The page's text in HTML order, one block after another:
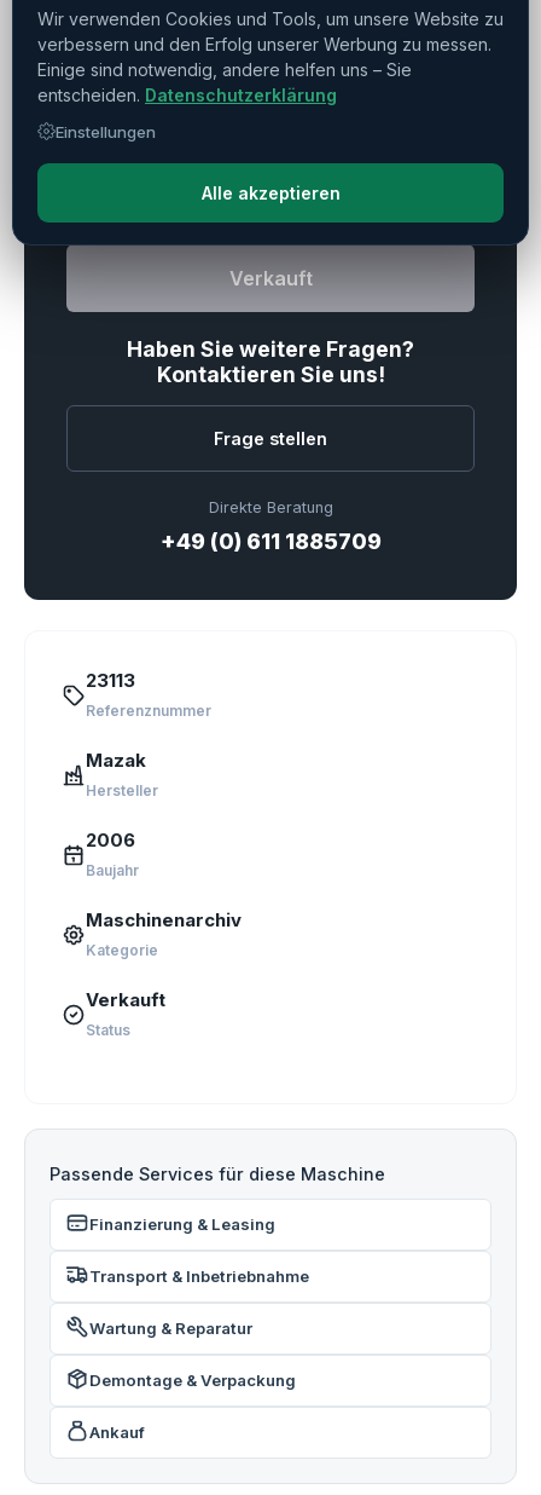
Reitstock ▼
Drucken
Verkauft
Haben Sie weitere Fragen?
Kontaktieren Sie uns!
Frage stellen
Direkte Beratung
+49 (0) 611 1885709
23113
Referenznummer
Mazak
Hersteller
2006
Baujahr
Maschinenarchiv
Kategorie
Verkauft
Status
Passende Services für diese Maschine
Finanzierung & Leasing
Transport & Inbetriebnahme
Wartung & Reparatur
Demontage & Verpackung
Ankauf
Wir verwenden Cookies und Tools, um unsere Website zu
verbessern und den Erfolg unserer Werbung zu messen.
Einige sind notwendig, andere helfen uns – Sie
entscheiden. Datenschutzerklärung
Einstellungen
Alle akzeptieren